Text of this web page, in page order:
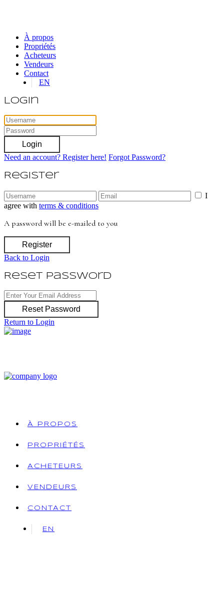
À propos
Propriétés
Acheteurs
Vendeurs
Contact
EN
Login
Login
Need an account? Register here! Forgot Password?
Register
I
agree with terms & conditions
A password will be e-mailed to you
Register
Back to Login
Reset Password
Reset Password
Return to Login
À PROPOS
PROPRIÉTÉS
ACHETEURS
VENDEURS
CONTACT
EN